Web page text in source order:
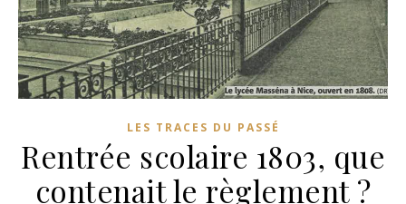
LES TRACES DU PASSÉ
Rentrée scolaire 1803, que
contenait le règlement ?